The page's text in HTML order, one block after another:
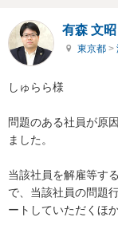
有森 文昭
東京都 >
しゅらら様
問題のある社員が原
ました。
当該社員を解雇等す
で、当該社員の問題
ートしていただくほ